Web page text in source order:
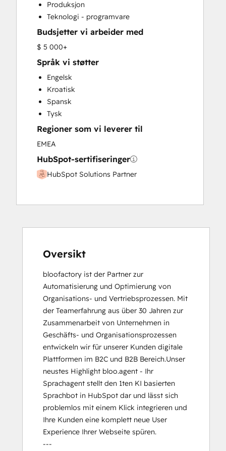
Produksjon
Teknologi - programvare
Budsjetter vi arbeider med
$ 5 000+
Språk vi støtter
Engelsk
Kroatisk
Spansk
Tysk
Regioner som vi leverer til
EMEA
HubSpot-sertifiseringer
HubSpot Solutions Partner
Oversikt
bloofactory ist der Partner zur
Automatisierung und Optimierung von
Organisations- und Vertriebsprozessen. Mit
der Teamerfahrung aus über 30 Jahren zur
Zusammenarbeit von Unternehmen in
Geschäfts- und Organisationsprozessen
entwickeln wir für unserer Kunden digitale
Plattformen im B2C und B2B Bereich.Unser
neustes Highlight bloo.agent - Ihr
Sprachagent stellt den 1ten KI basierten
Sprachbot in HubSpot dar und lässt sich
problemlos mit einem Klick integrieren und
Ihre Kunden eine komplett neue User
Experience Ihrer Webseite spüren.
---